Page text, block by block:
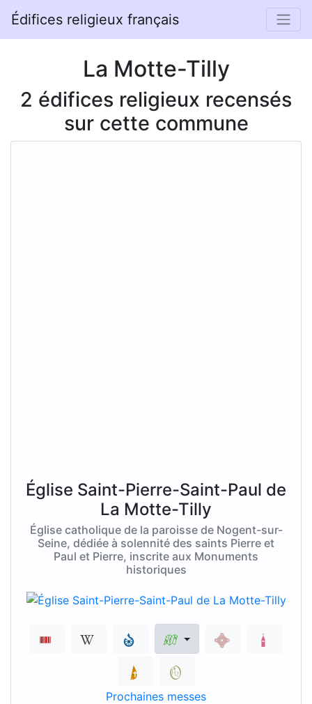
Édifices religieux français
La Motte-Tilly
2 édifices religieux recensés
sur cette commune
Église Saint-Pierre-Saint-Paul de
La Motte-Tilly
Église catholique de la paroisse de Nogent-sur-
Seine, dédiée à solennité des saints Pierre et
Paul et Pierre, inscrite aux Monuments
historiques
Prochaines messes